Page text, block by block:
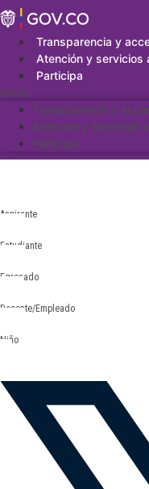
Saltar
al
contenidoTransparencia y
Atención y servicios
Participa
Menu
Transparencia y
Atención y servicios
Participa
Aspirante
Estudiante
Egresado
Docente/Empleado
Niño